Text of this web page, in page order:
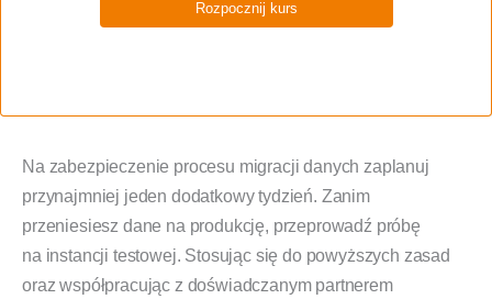
sprawdzenie, czy baza danych do migracji była
Na zabezpieczenie procesu migracji danych zaplanuj
przynajmniej jeden dodatkowy tydzień. Zanim
przeniesiesz dane na produkcję, przeprowadź próbę
na instancji testowej. Stosując się do powyższych zasad
oraz współpracując z doświadczanym partnerem